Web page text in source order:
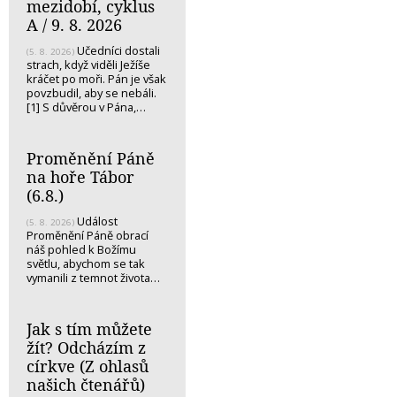
mezidobí, cyklus
A / 9. 8. 2026
(5. 8. 2026) Učedníci dostali
strach, když viděli Ježíše
kráčet po moři. Pán je však
povzbudil, aby se nebáli.
[1] S důvěrou v Pána,…
Proměnění Páně
na hoře Tábor
(6.8.)
(5. 8. 2026) Událost
Proměnění Páně obrací
náš pohled k Božímu
světlu, abychom se tak
vymanili z temnot života…
Jak s tím můžete
žít? Odcházím z
církve (Z ohlasů
našich čtenářů)